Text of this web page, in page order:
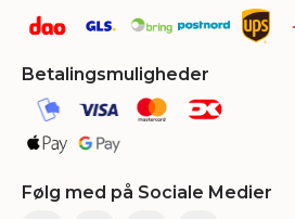
Betalingsmuligheder
Følg med på Sociale Medier